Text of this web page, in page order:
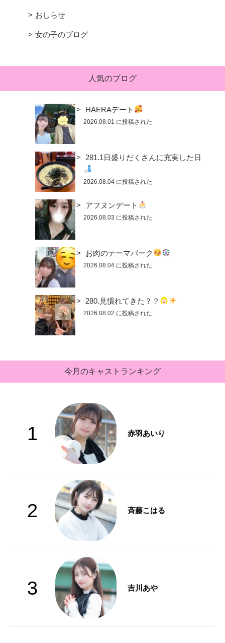
おしらせ
女の子のブログ
人気のブログ
HAERAデート
2026.08.01 に投稿された
281.1日盛りだくさんに充実した日
2026.08.04 に投稿された
アフヌンデート
2026.08.03 に投稿された
お肉のテーマパーク
2026.08.04 に投稿された
280.見慣れてきた？？
2026.08.02 に投稿された
今月のキャストランキング
1 赤羽あいり
2 斉藤こはる
3 吉川あや